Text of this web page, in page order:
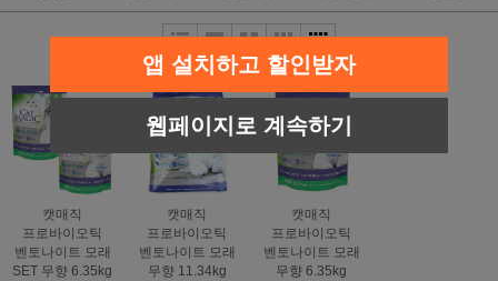
캣매직
프로바이오틱
벤토나이트 모래
SET 무향 6.35kg
캣매직
프로바이오틱
벤토나이트 모래
무향 11.34kg
캣매직
프로바이오틱
벤토나이트 모래
무향 6.35kg
앱 설치하고 할인받자
웹페이지로 계속하기